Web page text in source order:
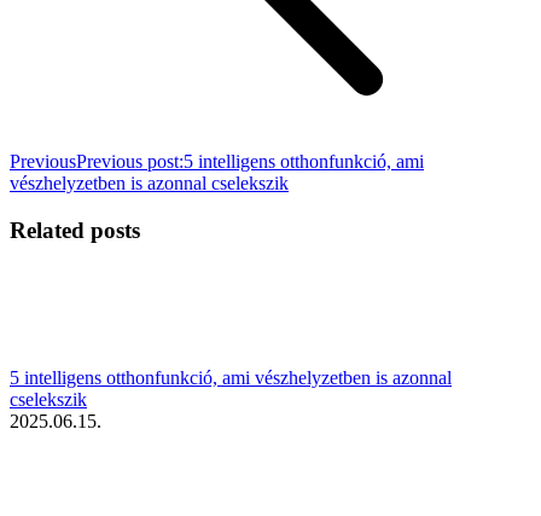
PreviousPrevious post:5 intelligens otthonfunkció, ami
vészhelyzetben is azonnal cselekszik
Related posts
5 intelligens otthonfunkció, ami vészhelyzetben is azonnal
cselekszik
2025.06.15.